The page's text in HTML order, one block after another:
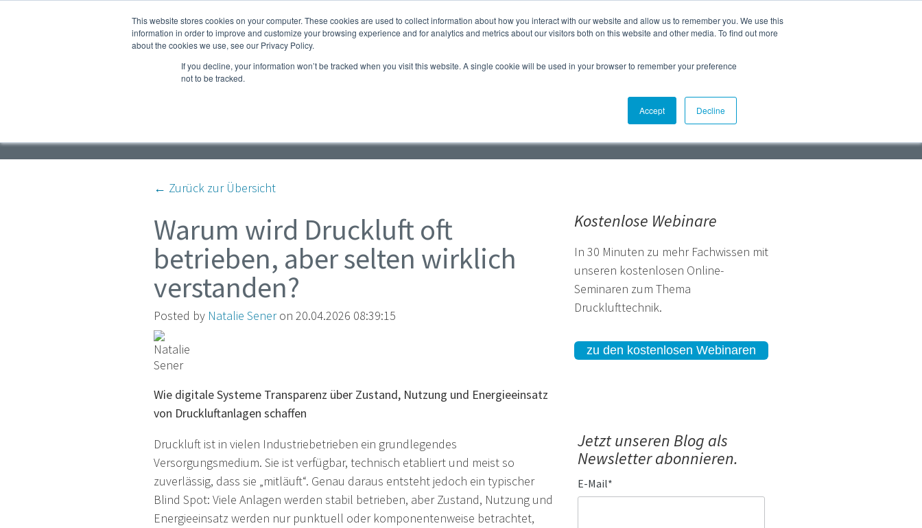
This website stores cookies on your computer. These cookies are used to collect information about how you interact with our website and allow us to remember you. We use this
information in order to improve and customize your browsing experience and for analytics and metrics about our visitors both on this website and other media. To find out more
about the cookies we use, see our Privacy Policy.
If you decline, your information won’t be tracked when you visit this website. A single cookie will be used in your browser to remember your preference
not to be tracked.
Accept Decline
Produkte Service & Ersatzeile Webshop für Kompressoren Atlas Copco - das sind wir Mehr
← Zurück zur Übersicht
Warum wird Druckluft oft
betrieben, aber selten wirklich
verstanden?
Posted by Natalie Seneron 20.04.2026 08:39:15
Wie digitale Systeme Transparenz über Zustand, Nutzung und Energieeinsatz
von Druckluftanlagen schaffen
Druckluft ist in vielen Industriebetrieben ein grundlegendes
Versorgungsmedium. Sie ist verfügbar, technisch etabliert und meist so
zuverlässig, dass sie „mitläuft“. Genau daraus entsteht jedoch ein typischer
Blind Spot: Viele Anlagen werden stabil betrieben, aber Zustand, Nutzung und
Energieeinsatz werden nur punktuell oder komponentenweise betrachtet,
Kostenlose Webinare
In 30 Minuten zu mehr Fachwissen mit
unseren kostenlosen Online-
Seminaren zum Thema
Drucklufttechnik.
zu den kostenlosen Webinaren
Jetzt unseren Blog als
Newsletter abonnieren.
E-Mail*